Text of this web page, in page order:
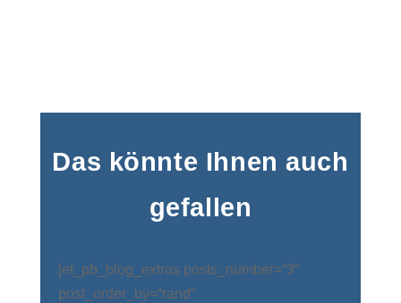
Das könnte Ihnen auch
gefallen
[et_pb_blog_extras posts_number=“3″
post_order_by=“rand“